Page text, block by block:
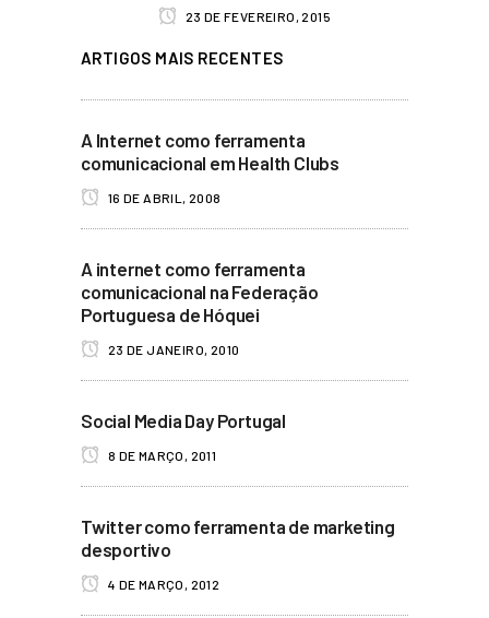
23 DE FEVEREIRO, 2015
ARTIGOS MAIS RECENTES
A Internet como ferramenta
comunicacional em Health Clubs
16 DE ABRIL, 2008
A internet como ferramenta
comunicacional na Federação
Portuguesa de Hóquei
23 DE JANEIRO, 2010
Social Media Day Portugal
8 DE MARÇO, 2011
Twitter como ferramenta de marketing
desportivo
4 DE MARÇO, 2012